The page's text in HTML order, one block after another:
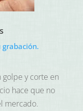
golpe y corte en
hace que no
mercado.